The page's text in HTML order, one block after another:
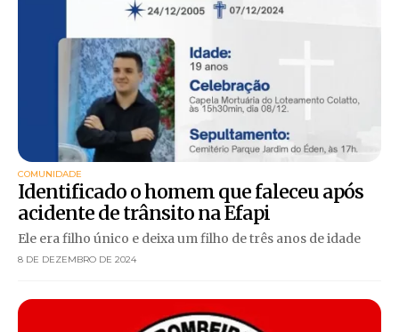
COMUNIDADE
Identificado o homem que faleceu após
acidente de trânsito na Efapi
Ele era filho único e deixa um filho de três anos de idade
8 DE DEZEMBRO DE 2024